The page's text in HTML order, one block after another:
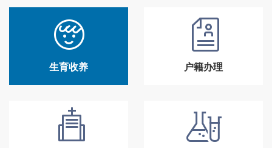
生育收养 户籍办理